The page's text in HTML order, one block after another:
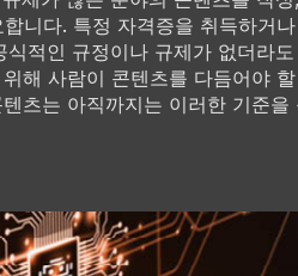
니다. 특정 자격증을 취득하거
적인 규정이나 규제가 없더라
해 사람이 콘텐츠를 다듬어야
츠는 아직까지는 이러한 기준을